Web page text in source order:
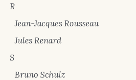
R
Jean-Jacques Rousseau
Jules Renard
S
Bruno Schulz